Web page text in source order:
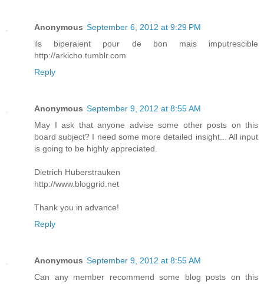
Anonymous September 6, 2012 at 9:29 PM
ils biperaient pour de bon mais imputrescible
http://arkicho.tumblr.com
Reply
Anonymous September 9, 2012 at 8:55 AM
May I ask that anyone advise some other posts on this
board subject? I need some more detailed insight... All input
is going to be highly appreciated.
Dietrich Huberstrauken
http://www.bloggrid.net
Thank you in advance!
Reply
Anonymous September 9, 2012 at 8:55 AM
Can any member recommend some blog posts on this